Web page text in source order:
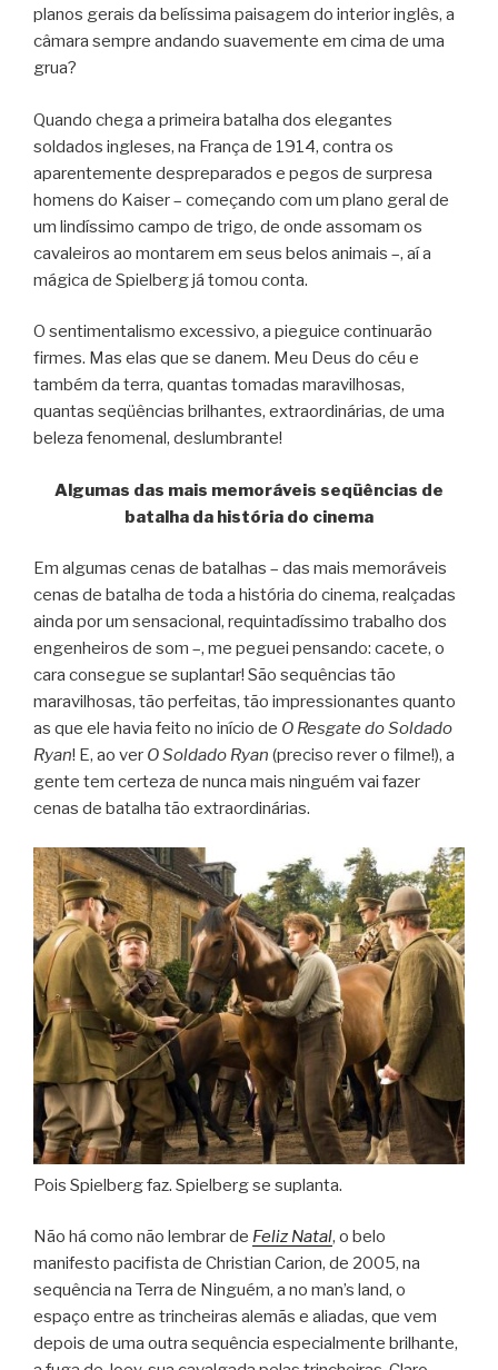
planos gerais da belíssima paisagem do interior inglês, a
câmara sempre andando suavemente em cima de uma
grua?
Quando chega a primeira batalha dos elegantes
soldados ingleses, na França de 1914, contra os
aparentemente despreparados e pegos de surpresa
homens do Kaiser – começando com um plano geral de
um lindíssimo campo de trigo, de onde assomam os
cavaleiros ao montarem em seus belos animais –, aí a
mágica de Spielberg já tomou conta.
O sentimentalismo excessivo, a pieguice continuarão
firmes. Mas elas que se danem. Meu Deus do céu e
também da terra, quantas tomadas maravilhosas,
quantas seqüências brilhantes, extraordinárias, de uma
beleza fenomenal, deslumbrante!
Algumas das mais memoráveis seqüências de
batalha da história do cinema
Em algumas cenas de batalhas – das mais memoráveis
cenas de batalha de toda a história do cinema, realçadas
ainda por um sensacional, requintadíssimo trabalho dos
engenheiros de som –, me peguei pensando: cacete, o
cara consegue se suplantar! São sequências tão
maravilhosas, tão perfeitas, tão impressionantes quanto
as que ele havia feito no início de O Resgate do Soldado
Ryan! E, ao ver O Soldado Ryan (preciso rever o filme!), a
gente tem certeza de nunca mais ninguém vai fazer
cenas de batalha tão extraordinárias.
Pois Spielberg faz. Spielberg se suplanta.
Não há como não lembrar de Feliz Natal, o belo
manifesto pacifista de Christian Carion, de 2005, na
sequência na Terra de Ninguém, a no man’s land, o
espaço entre as trincheiras alemãs e aliadas, que vem
depois de uma outra sequência especialmente brilhante,